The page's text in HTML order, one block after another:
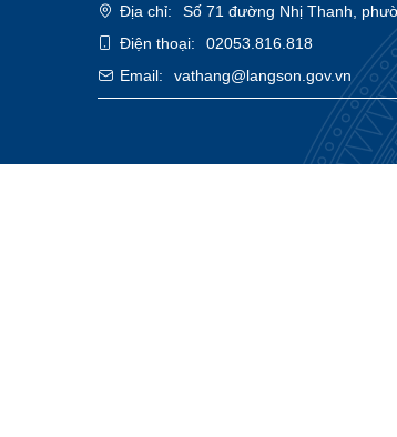
Địa chỉ:
Số 71 đường Nhị Thanh,
Điện thoại:
02053.816.818
Email:
vathang@langson.gov.vn